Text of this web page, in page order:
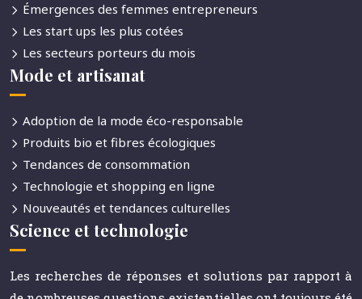
Émergences des femmes entrepreneurs
Les start ups les plus cotées
Les secteurs porteurs du mois
Mode et artisanat
Adoption de la mode éco-responsable
Produits bio et fibres écologiques
Tendances de consommation
Technologie et shopping en ligne
Nouveautés et tendances culturelles
Science et technologie
Les recherches de réponses et solutions par rapport à